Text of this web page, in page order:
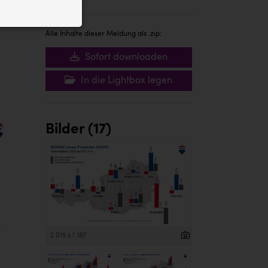
Alle Inhalte dieser Meldung als .zip:
Sofort downloaden
In die Lightbox legen
Bilder (17)
2 015 x 1 187
Website